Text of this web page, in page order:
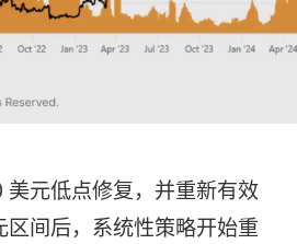
元低点修复，并重新有效
间后，系统性策略开始重